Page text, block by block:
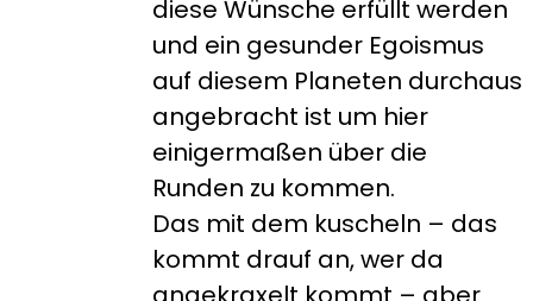
diese Wünsche erfüllt werden
und ein gesunder Egoismus
auf diesem Planeten durchaus
angebracht ist um hier
einigermaßen über die
Runden zu kommen.
Das mit dem kuscheln – das
kommt drauf an, wer da